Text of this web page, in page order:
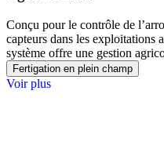
Conçu pour le contrôle de
capteurs dans les exploitations
système offre une gestion
Fertigation en plein champ
Voir plus